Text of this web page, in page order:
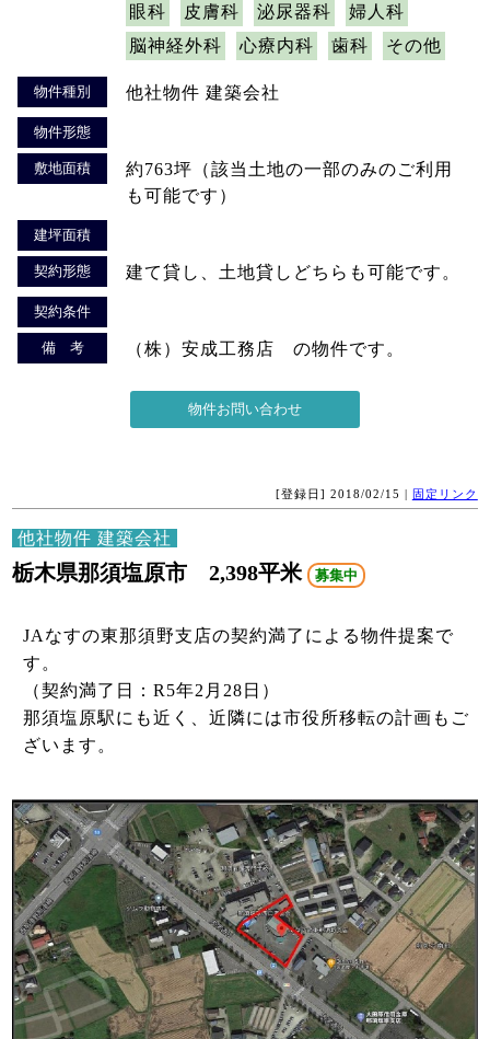
眼科
皮膚科 泌尿器科
婦人科
脳神経外科
心療内科 歯科 その他
物件種別 他社物件 建築会社
物件形態
敷地面積
約763坪（該当土地の一部のみのご利用
も可能です）
建坪面積
契約形態 建て貸し、土地貸しどちらも可能です。
契約条件
備 考 （株）安成工務店 の物件です。
[登録日] 2018/02/15 | 固定リンク
他社物件 建築会社
栃木県那須塩原市 2,398平米 募集中
JAなすの東那須野支店の契約満了による物件提案で
す。
（契約満了日：R5年2月28日）
那須塩原駅にも近く、近隣には市役所移転の計画もご
ざいます。